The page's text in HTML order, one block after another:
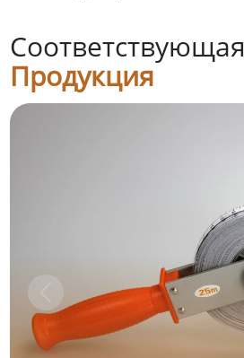
Соответствующая
Продукция